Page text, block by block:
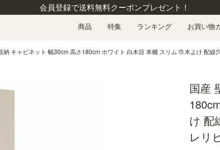
会員登録で送料無料クーポンプレゼント！
商品 特集 ランキング お買い物
納 キャビネット 幅30cm 高さ180cm ホワイト 白木目 本棚 スリム 巾木よけ 配
国産
け 配
レリ